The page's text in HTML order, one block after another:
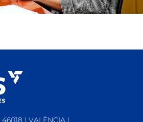
| VALÈNCIA |